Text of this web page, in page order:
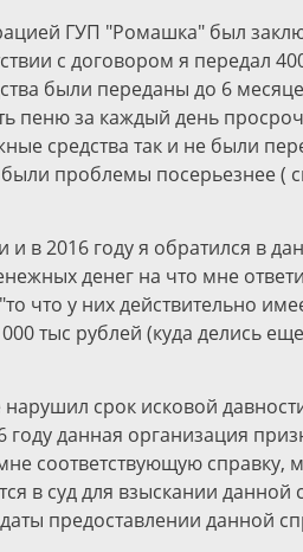
ГУП "Ромашка" был
с договором я передал
были переданы до 6
пеню за каждый день
средства так и не были
проблемы посерьезнее (
в 2016 году я обратился в
денег на что мне
что у них действительно
тыс рублей (куда делись
срок исковой
данная организация
соответствующую справку,
в суд для взыскании данной
предоставлении данной